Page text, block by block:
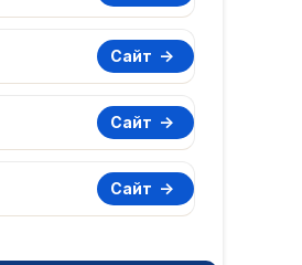
Сайт
Сайт
Сайт